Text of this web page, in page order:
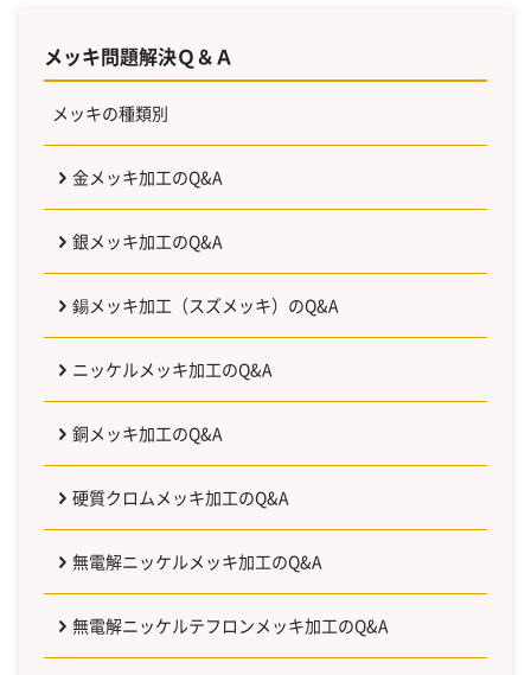
メッキ問題解決Ｑ＆Ａ
メッキの種類別
金メッキ加工のQ&A
銀メッキ加工のQ&A
錫メッキ加工（スズメッキ）のQ&A
ニッケルメッキ加工のQ&A
銅メッキ加工のQ&A
硬質クロムメッキ加工のQ&A
無電解ニッケルメッキ加工のQ&A
無電解ニッケルテフロンメッキ加工のQ&A